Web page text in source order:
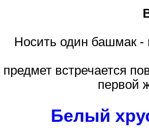
Носить один башмак -
встречается
первой
Белый